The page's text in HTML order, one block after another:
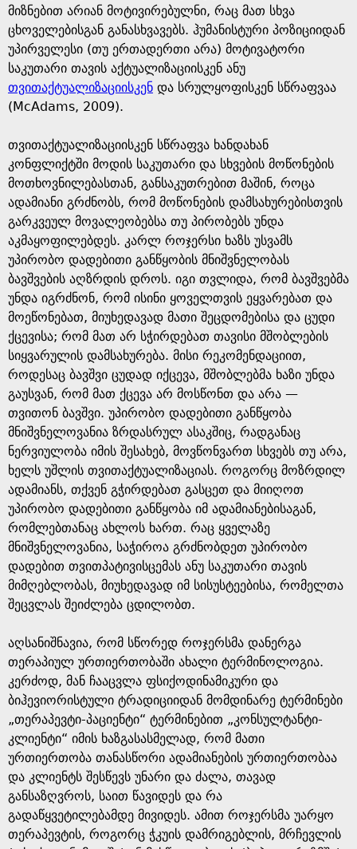
მიზნებით არიან მოტივირებულნი, რაც მათ სხვა
ცხოველებისგან განასხვავებს. ჰუმანისტური პოზიციიდან
უპირველესი (თუ ერთადერთი არა) მოტივატორი
საკუთარი თავის აქტუალიზაციისკენ ანუ
თვითაქტუალიზაციისკენ და სრულყოფისკენ სწრაფვაა
(McAdams, 2009).
თვითაქტუალიზაციისკენ სწრაფვა ხანდახან
კონფლიქტში მოდის საკუთარი და სხვების მოწონების
მოთხოვნილებასთან, განსაკუთრებით მაშინ, როცა
ადამიანი გრძნობს, რომ მოწონების დამსახურებისთვის
გარკვეულ მოვალეობებსა თუ პირობებს უნდა
აკმაყოფილებდეს. კარლ როჯერსი ხაზს უსვამს
უპირობო დადებითი განწყობის მნიშვნელობას
ბავშვების აღზრდის დროს. იგი თვლიდა, რომ ბავშვებმა
უნდა იგრძნონ, რომ ისინი ყოველთვის ეყვარებათ და
მოეწონებათ, მიუხედავად მათი შეცდომებისა და ცუდი
ქცევისა; რომ მათ არ სჭირდებათ თავისი მშობლების
სიყვარულის დამსახურება. მისი რეკომენდაციით,
როდესაც ბავშვი ცუდად იქცევა, მშობლებმა ხაზი უნდა
გაუსვან, რომ მათ ქცევა არ მოსწონთ და არა —
თვითონ ბავშვი. უპირობო დადებითი განწყობა
მნიშვნელოვანია ზრდასრულ ასაკშიც, რადგანაც
ნერვიულობა იმის შესახებ, მოვწონვართ სხვებს თუ არა,
ხელს უშლის თვითაქტუალიზაციას. როგორც მოზრდილ
ადამიანს, თქვენ გჭირდებათ გასცეთ და მიიღოთ
უპირობო დადებითი განწყობა იმ ადამიანებისაგან,
რომლებთანაც ახლოს ხართ. რაც ყველაზე
მნიშვნელოვანია, საჭიროა გრძნობდეთ უპირობო
დადებით თვითპატივისცემას ანუ საკუთარი თავის
მიმღებლობას, მიუხედავად იმ სისუსტეებისა, რომელთა
შეცვლას შეიძლება ცდილობთ.
აღსანიშნავია, რომ სწორედ როჯერსმა დანერგა
თერაპიულ ურთიერთობაში ახალი ტერმინოლოგია.
კერძოდ, მან ჩააცვლა ფსიქოდინამიკური და
ბიჰევიორისტული ტრადიციიდან მომდინარე ტერმინები
„თერაპევტი-პაციენტი“ ტერმინებით „კონსულტანტი-
კლიენტი“ იმის ხაზგასასმელად, რომ მათი
ურთიერთობა თანასწორი ადამიანების ურთიერთობაა
და კლიენტს შესწევს უნარი და ძალა, თავად
განსაზღვროს, საით წავიდეს და რა
გადაწყვეტილებამდე მივიდეს. ამით როჯერსმა უარყო
თერაპევტის, როგორც ჭკუის დამრიგებლის, მრჩევლის